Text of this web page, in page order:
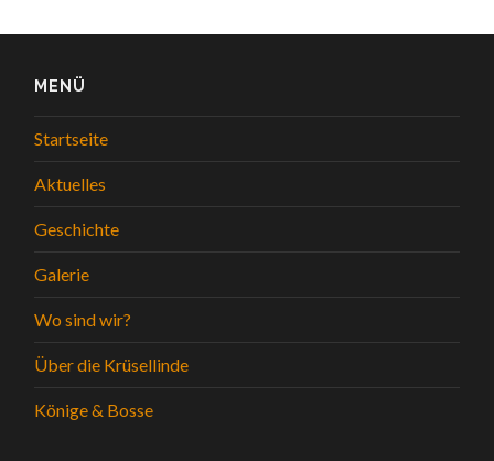
MENÜ
Startseite
Aktuelles
Geschichte
Galerie
Wo sind wir?
Über die Krüsellinde
Könige & Bosse